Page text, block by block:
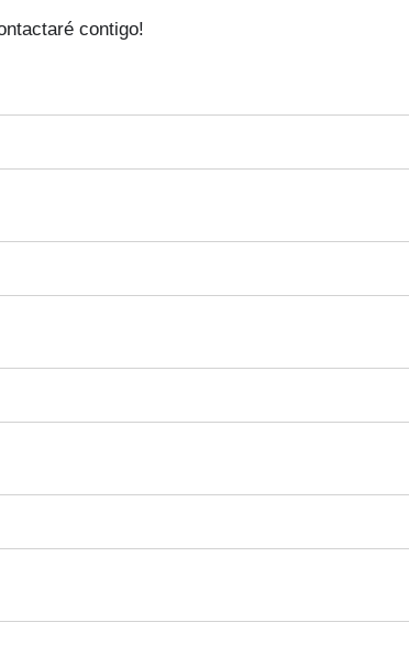
contigo!